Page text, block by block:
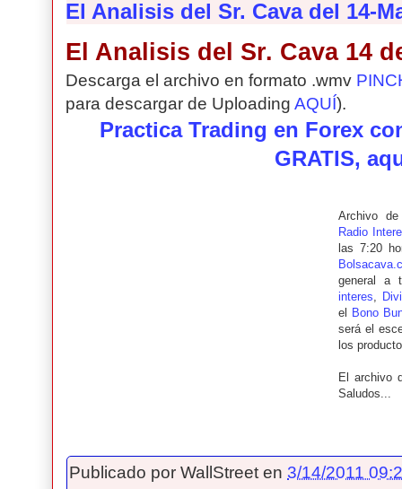
El Analisis del Sr. Cava del 14-
El Analisis del Sr. Cava 14
Descarga el archivo en formato .wmv
para descargar de UploadingAQUÍ).
Practica Trading en Forex
GRATIS,
Archivo
Radio
las 7:20
general a
interes,
el
Bono
será el
los
El archivo
Saludos...
Publicado porWallStreet en3/14/2011